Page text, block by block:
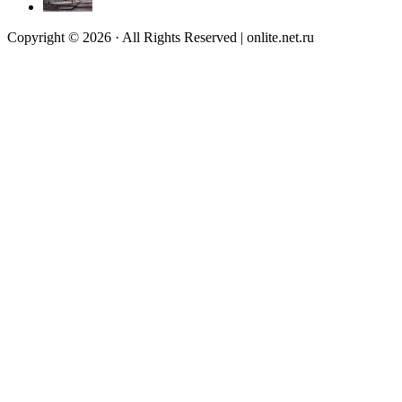
Copyright © 2026 · All Rights Reserved | onlite.net.ru